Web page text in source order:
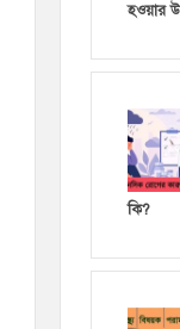
হওয়ার
কি?